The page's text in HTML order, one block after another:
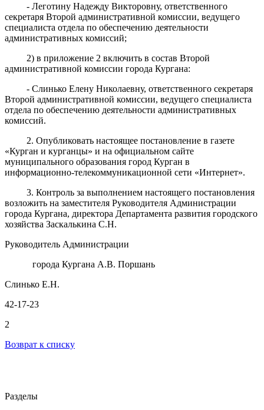
- Леготину Надежду Викторовну, ответственного
секретаря Второй административной комиссии, ведущего
специалиста отдела по обеспечению деятельности
административных комиссий;
2) в приложение 2 включить в состав Второй
административной комиссии города Кургана:
- Слинько Елену Николаевну, ответственного секретаря
Второй административной комиссии, ведущего специалиста
отдела по обеспечению деятельности административных
комиссий.
2. Опубликовать настоящее постановление в газете
«Курган и курганцы» и на официальном сайте
муниципального образования город Курган в
информационно-телекоммуникационной сети «Интернет».
3. Контроль за выполнением настоящего постановления
возложить на заместителя Руководителя Администрации
города Кургана, директора Департамента развития городского
хозяйства Заскалькина С.Н.
Руководитель Администрации
города Кургана А.В. Поршань
Слинько Е.Н.
42-17-23
2
Возврат к списку
Разделы